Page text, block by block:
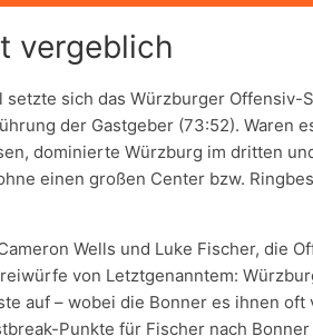
vergeblich
sich das Würzburger Offensiv-
der Gastgeber (73:52). Waren
dominierte Würzburg im dritten
einen großen Center bzw.
Wells und Luke Fischer, die
von Letztgenanntem:
auf – wobei die Bonner es ihnen
Punkte für Fischer nach